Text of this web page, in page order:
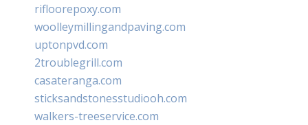
rifloorepoxy.com
woolleymillingandpaving.com
uptonpvd.com
2troublegrill.com
casateranga.com
sticksandstonesstudiooh.com
walkers-treeservice.com